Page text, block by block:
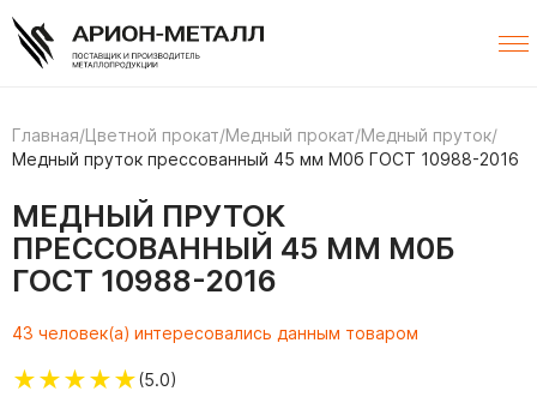
Главная/Цветной прокат/Медный прокат/Медный пруток/
Медный пруток прессованный 45 мм М0б ГОСТ 10988-2016
МЕДНЫЙ ПРУТОК
ПРЕССОВАННЫЙ 45 ММ М0Б
ГОСТ 10988-2016
43 человек(а) интересовались данным товаром
★★★★★(5.0)